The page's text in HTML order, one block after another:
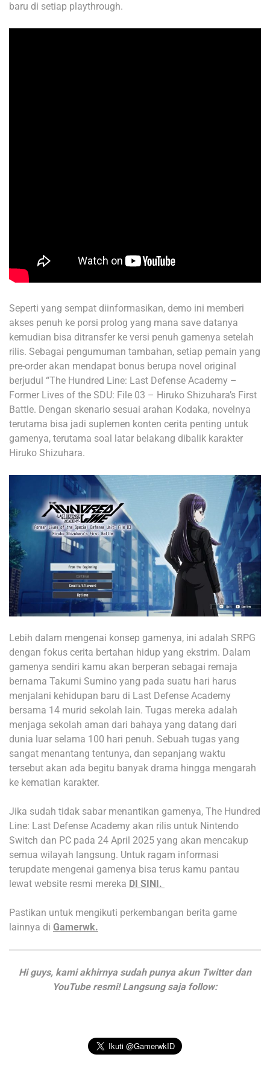
baru di setiap playthrough.
Seperti yang sempat diinformasikan, demo ini memberi
akses penuh ke porsi prolog yang mana save datanya
kemudian bisa ditransfer ke versi penuh gamenya setelah
rilis. Sebagai pengumuman tambahan, setiap pemain yang
pre-order akan mendapat bonus berupa novel original
berjudul “The Hundred Line: Last Defense Academy –
Former Lives of the SDU: File 03 – Hiruko Shizuhara’s First
Battle. Dengan skenario sesuai arahan Kodaka, novelnya
terutama bisa jadi suplemen konten cerita penting untuk
gamenya, terutama soal latar belakang dibalik karakter
Hiruko Shizuhara.
Lebih dalam mengenai konsep gamenya, ini adalah SRPG
dengan fokus cerita bertahan hidup yang ekstrim. Dalam
gamenya sendiri kamu akan berperan sebagai remaja
bernama Takumi Sumino yang pada suatu hari harus
menjalani kehidupan baru di Last Defense Academy
bersama 14 murid sekolah lain. Tugas mereka adalah
menjaga sekolah aman dari bahaya yang datang dari
dunia luar selama 100 hari penuh. Sebuah tugas yang
sangat menantang tentunya, dan sepanjang waktu
tersebut akan ada begitu banyak drama hingga mengarah
ke kematian karakter.
Jika sudah tidak sabar menantikan gamenya, The Hundred
Line: Last Defense Academy akan rilis untuk Nintendo
Switch dan PC pada 24 April 2025 yang akan mencakup
semua wilayah langsung. Untuk ragam informasi
terupdate mengenai gamenya bisa terus kamu pantau
lewat website resmi mereka DI SINI.
Pastikan untuk mengikuti perkembangan berita game
lainnya di Gamerwk.
Hi guys, kami akhirnya sudah punya akun Twitter dan
YouTube resmi! Langsung saja follow: